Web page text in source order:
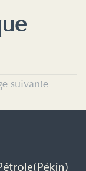
suivante